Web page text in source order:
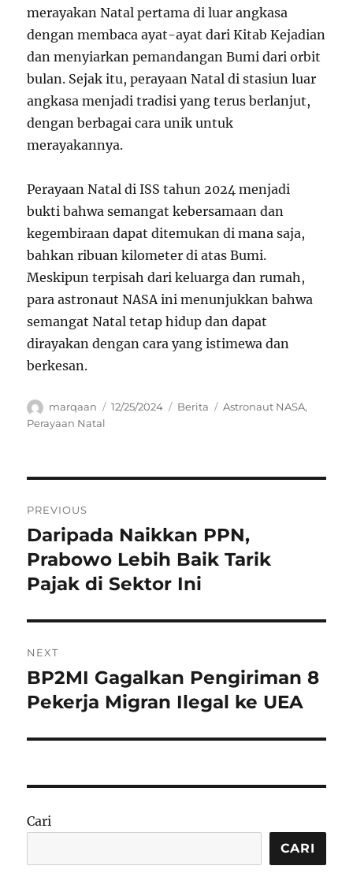
merayakan Natal pertama di luar angkasa
dengan membaca ayat-ayat dari Kitab Kejadian
dan menyiarkan pemandangan Bumi dari orbit
bulan. Sejak itu, perayaan Natal di stasiun luar
angkasa menjadi tradisi yang terus berlanjut,
dengan berbagai cara unik untuk
merayakannya.
Perayaan Natal di ISS tahun 2024 menjadi
bukti bahwa semangat kebersamaan dan
kegembiraan dapat ditemukan di mana saja,
bahkan ribuan kilometer di atas Bumi.
Meskipun terpisah dari keluarga dan rumah,
para astronaut NASA ini menunjukkan bahwa
semangat Natal tetap hidup dan dapat
dirayakan dengan cara yang istimewa dan
berkesan.
Author
marqaan
Posted
12/25/2024 Categories
Berita Tags
Astronaut NASA,
Perayaan Natal
pos
PREVIOUS
Previous
post:
Daripada Naikkan PPN,
Prabowo Lebih Baik Tarik
Pajak di Sektor Ini
NEXT
Next
post:
BP2MI Gagalkan Pengiriman 8
Pekerja Migran Ilegal ke UEA
Cari
CARI